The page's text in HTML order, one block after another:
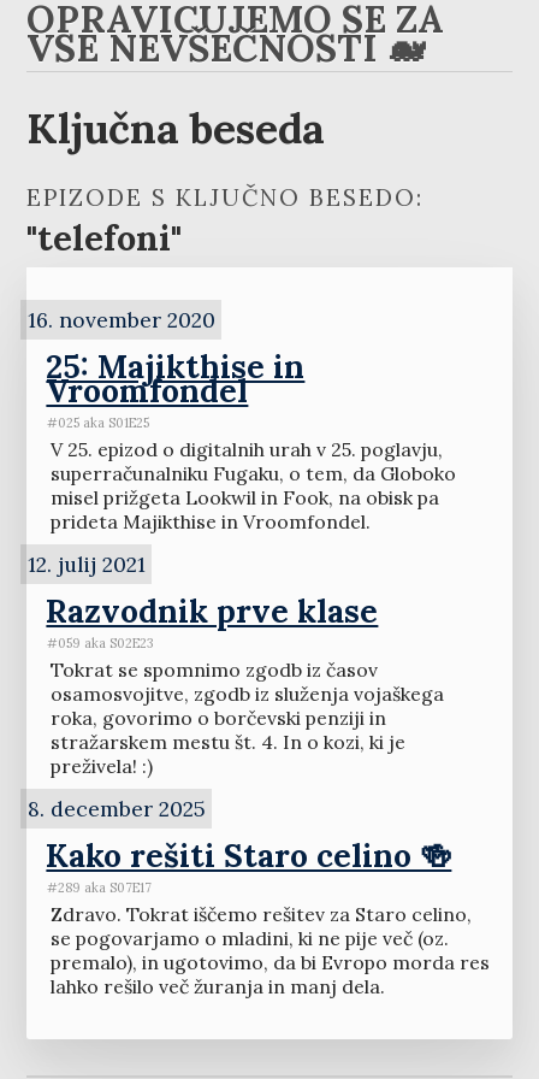
OPRAVIČUJEMO SE ZA
VSE NEVŠEČNOSTI 🐋
Ključna beseda
EPIZODE S KLJUČNO BESEDO:
"telefoni"
16. november 2020
25: Majikthise in
Vroomfondel
#025 aka S01E25
V 25. epizod o digitalnih urah v 25. poglavju,
superračunalniku Fugaku, o tem, da Globoko
misel prižgeta Lookwil in Fook, na obisk pa
prideta Majikthise in Vroomfondel.
12. julij 2021
Razvodnik prve klase
#059 aka S02E23
Tokrat se spomnimo zgodb iz časov
osamosvojitve, zgodb iz služenja vojaškega
roka, govorimo o borčevski penziji in
stražarskem mestu št. 4. In o kozi, ki je
preživela! :)
8. december 2025
Kako rešiti Staro celino 🍻
#289 aka S07E17
Zdravo. Tokrat iščemo rešitev za Staro celino,
se pogovarjamo o mladini, ki ne pije več (oz.
premalo), in ugotovimo, da bi Evropo morda res
lahko rešilo več žuranja in manj dela.